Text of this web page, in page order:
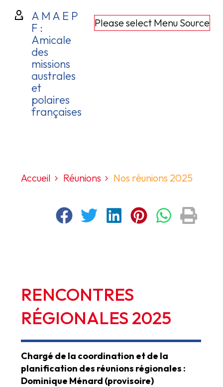
Please select Menu Source
A M A E P
F :
Amicale
des
missions
australes
et
polaires
françaises
Accueil Réunions Nos réunions 2025
RENCONTRES
RÉGIONALES 2025
Chargé de la coordination et de la
planification des réunions régionales :
Dominique Ménard (provisoire)